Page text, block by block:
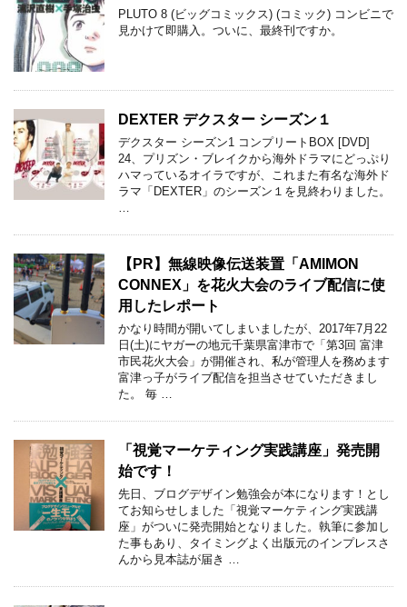
PLUTO 8 (ビッグコミックス) (コミック) コンビニで
見かけて即購入。ついに、最終刊ですか。
DEXTER デクスター シーズン１
デクスター シーズン1 コンプリートBOX [DVD]
24、プリズン・ブレイクから海外ドラマにどっぷり
ハマっているオイラですが、これまた有名な海外ド
ラマ「DEXTER」のシーズン１を見終わりました。
…
【PR】無線映像伝送装置「AMIMON
CONNEX」を花火大会のライブ配信に使
用したレポート
かなり時間が開いてしまいましたが、2017年7月22
日(土)にヤガーの地元千葉県富津市で「第3回 富津
市民花火大会」が開催され、私が管理人を務めます
富津っ子がライブ配信を担当させていただきまし
た。 毎 …
「視覚マーケティング実践講座」発売開
始です！
先日、ブログデザイン勉強会が本になります！とし
てお知らせしました「視覚マーケティング実践講
座」がついに発売開始となりました。執筆に参加し
た事もあり、タイミングよく出版元のインプレスさ
んから見本誌が届き …